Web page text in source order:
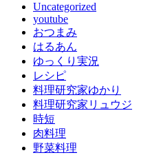
Uncategorized
youtube
おつまみ
はるあん
ゆっくり実況
レシピ
料理研究家ゆかり
料理研究家リュウジ
時短
肉料理
野菜料理